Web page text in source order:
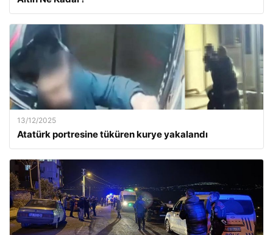
13/12/2025
Atatürk portresine tüküren kurye yakalandı